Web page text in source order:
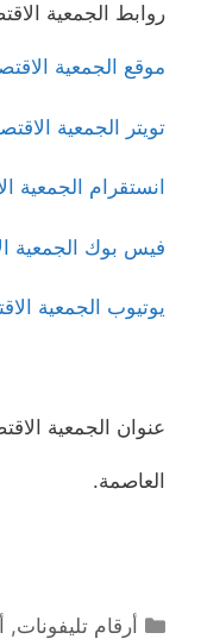
روابط الجمعية
موقع الجمعية
تويتر الجمعية
انستقرام الجمعية
فيس بوك الجمعية
يوتيوب الجمعية
عنوان الجمعية
العاصمة.
التصنيفات
أرقام تليفونات,